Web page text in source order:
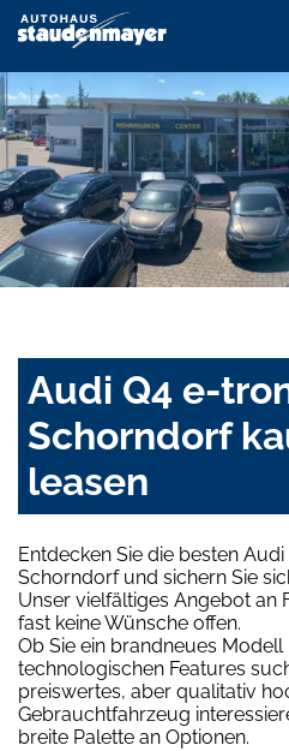
Audi Q4 e-
Schorndorf
leasen
Entdecken Sie die besten
Schorndorf und sichern Sie
Unser vielfältiges Angebot an
fast keine Wünsche offen.
Ob Sie ein brandneues
technologischen Features
preiswertes, aber qualitativ
Gebrauchtfahrzeug
breite Palette an Optionen.